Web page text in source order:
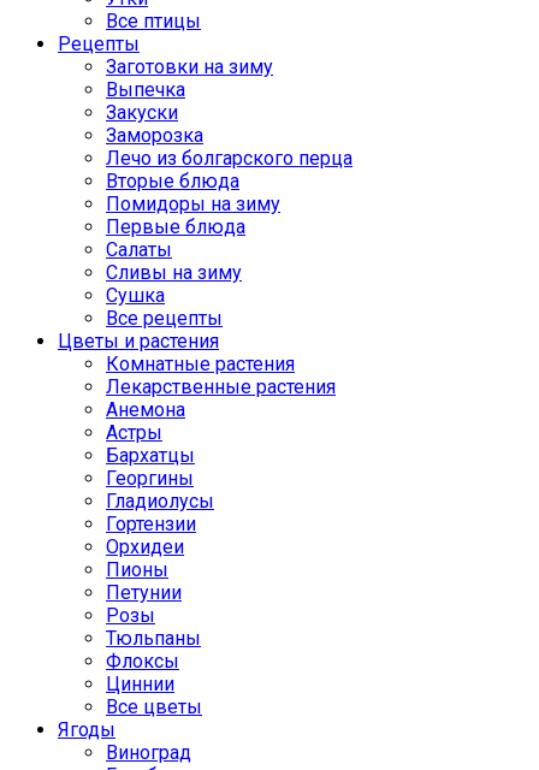
Все птицы
Рецепты
Заготовки на зиму
Выпечка
Закуски
Заморозка
Лечо из болгарского перца
Вторые блюда
Помидоры на зиму
Первые блюда
Салаты
Сливы на зиму
Сушка
Все рецепты
Цветы и растения
Комнатные растения
Лекарственные растения
Анемона
Астры
Бархатцы
Георгины
Гладиолусы
Гортензии
Орхидеи
Пионы
Петунии
Розы
Тюльпаны
Флоксы
Циннии
Все цветы
Ягоды
Виноград